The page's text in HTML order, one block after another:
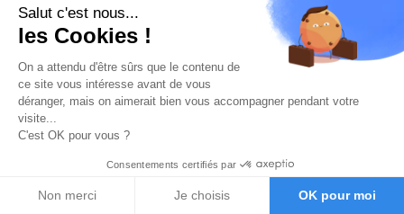
Salut c'est nous...
les Cookies !
On a attendu d'être sûrs que le contenu de
ce site vous intéresse avant de vous
déranger, mais on aimerait bien vous accompagner pendant votre
visite...
C'est OK pour vous ?
Consentements certifiés par
Non merci Je choisis OK pour moi